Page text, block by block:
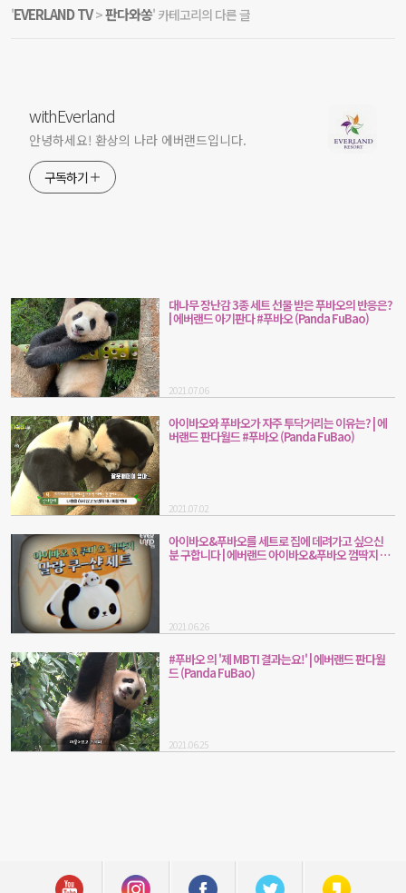
'EVERLAND TV>판다와쏭' 카테고리의 다른 글
withEverland
안녕하세요! 환상의 나라 에버랜드입니다.
구독하기
대나무 장난감 3종 세트 선물 받은 푸바오의 반응은?
| 에버랜드 아기판다 #푸바오 (Panda FuBao)
2021.07.06
아이바오와 푸바오가 자주 투닥거리는 이유는? | 에
버랜드 판다월드 #푸바오 (Panda FuBao)
2021.07.02
아이바오&푸바오를 세트로 집에 데려가고 싶으신
분 구합니다 | 에버랜드 아이바오&푸바오 껌딱지 말
2021.06.26
#푸바오 의 '제 MBTI 결과는요!' | 에버랜드 판다월
드 (Panda FuBao)
2021.06.25